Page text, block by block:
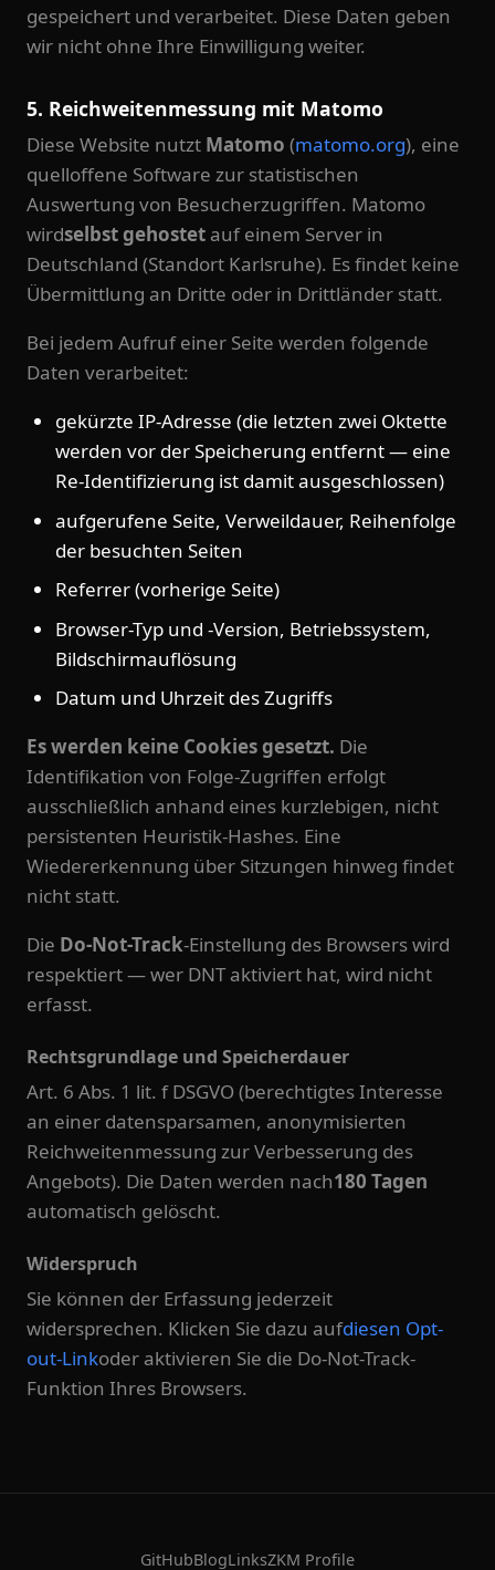
gespeichert und verarbeitet. Diese Daten geben
wir nicht ohne Ihre Einwilligung weiter.
5. Reichweitenmessung mit Matomo
Diese Website nutzt Matomo (matomo.org), eine
quelloffene Software zur statistischen
Auswertung von Besucherzugriffen. Matomo
wirdselbst gehostet auf einem Server in
Deutschland (Standort Karlsruhe). Es findet keine
Übermittlung an Dritte oder in Drittländer statt.
Bei jedem Aufruf einer Seite werden folgende
Daten verarbeitet:
gekürzte IP-Adresse (die letzten zwei Oktette
werden vor der Speicherung entfernt — eine
Re-Identifizierung ist damit ausgeschlossen)
aufgerufene Seite, Verweildauer, Reihenfolge
der besuchten Seiten
Referrer (vorherige Seite)
Browser-Typ und -Version, Betriebssystem,
Bildschirmauflösung
Datum und Uhrzeit des Zugriffs
Es werden keine Cookies gesetzt. Die
Identifikation von Folge-Zugriffen erfolgt
ausschließlich anhand eines kurzlebigen, nicht
persistenten Heuristik-Hashes. Eine
Wiedererkennung über Sitzungen hinweg findet
nicht statt.
Die Do-Not-Track-Einstellung des Browsers wird
respektiert — wer DNT aktiviert hat, wird nicht
erfasst.
Rechtsgrundlage und Speicherdauer
Art. 6 Abs. 1 lit. f DSGVO (berechtigtes Interesse
an einer datensparsamen, anonymisierten
Reichweitenmessung zur Verbesserung des
Angebots). Die Daten werden nach180 Tagen
automatisch gelöscht.
Widerspruch
Sie können der Erfassung jederzeit
widersprechen. Klicken Sie dazu aufdiesen Opt-
out-Linkoder aktivieren Sie die Do-Not-Track-
Funktion Ihres Browsers.
GitHubBlogLinksZKM Profile